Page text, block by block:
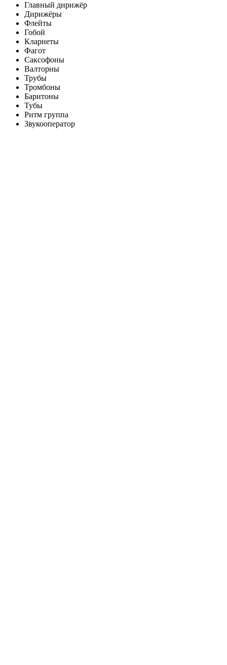
Главный дирижёр
Дирижёры
Флейты
Гобой
Кларнеты
Фагот
Саксофоны
Валторны
Трубы
Тромбоны
Баритоны
Тубы
Ритм группа
Звукооператор